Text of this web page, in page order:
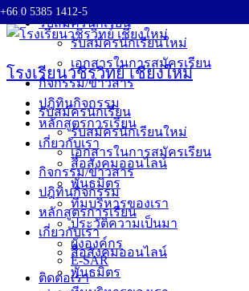
Skip
to
+66 0 5385 1412-5
โรงเรียนวชิรวิทย์ เชียงใหม่
รับสมัครนักเรียน
รับสมัครนักเรียนใหม่
เอกสารในการสมัครเรียน
กิจกรรม/ข่าวสาร
ปฎิทินกิจกรรม
หลักสูตรการเรียน
เกี่ยวกับเรา
สื่อสังคมออนไลน์
พันธมิตร
รับสมัครนักเรียน
รับสมัครนักเรียนใหม่
เอกสารในการสมัครเรียน
กิจกรรม/ข่าวสาร
ปฎิทินกิจกรรม
หลักสูตรการเรียน
เกี่ยวกับเรา
สื่อสังคมออนไลน์
พันธมิตร
ทีมบริหารของเรา
ประวัติความเป็นมา
ผังองค์กร
E-SAR
ติดต่อเรา